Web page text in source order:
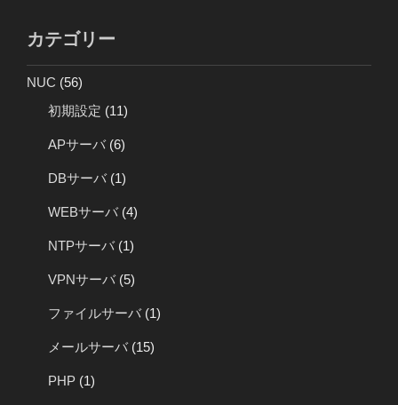
カテゴリー
NUC (56)
初期設定 (11)
APサーバ(6)
DBサーバ(1)
WEBサーバ(4)
NTPサーバ(1)
VPNサーバ(5)
ファイルサーバ(1)
メールサーバ(15)
PHP (1)